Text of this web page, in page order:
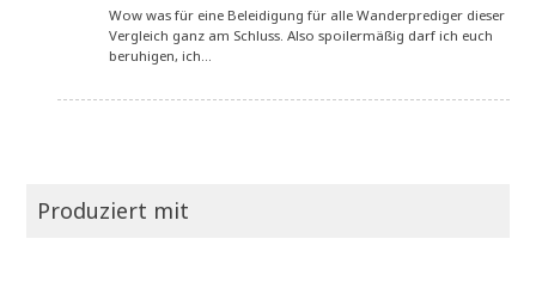
Wow was für eine Beleidigung für alle Wanderprediger dieser
Vergleich ganz am Schluss. Also spoilermäßig darf ich euch
beruhigen, ich…
Produziert mit